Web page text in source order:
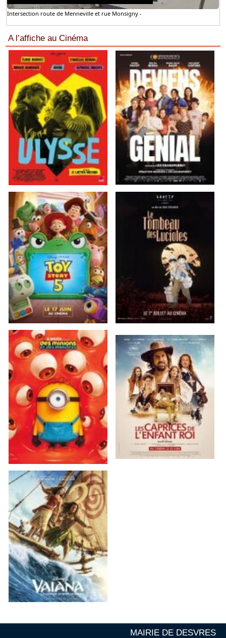
Intersection route de Menneville et rue Monsigny -
A l’affiche au Cinéma
MAIRIE DE DESVRES